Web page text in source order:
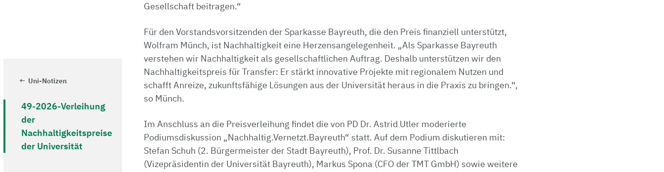
Uni-Notizen
49-2026-Verleihung
der
Nachhaltigkeitspreise
der Universität
Gesellschaft beitragen.“
Für den Vorstandsvorsitzenden der Sparkasse Bayreuth, die den Preis finanziell unterstützt,
Wolfram Münch, ist Nachhaltigkeit eine Herzensangelegenheit. „Als Sparkasse Bayreuth
verstehen wir Nachhaltigkeit als gesellschaftlichen Auftrag. Deshalb unterstützen wir den
Nachhaltigkeitspreis für Transfer: Er stärkt innovative Projekte mit regionalem Nutzen und
schafft Anreize, zukunftsfähige Lösungen aus der Universität heraus in die Praxis zu bringen.“,
so Münch.
Im Anschluss an die Preisverleihung findet die von PD Dr. Astrid Utler moderierte
Podiumsdiskussion „Nachhaltig.Vernetzt.Bayreuth“ statt. Auf dem Podium diskutieren mit:
Stefan Schuh (2. Bürgermeister der Stadt Bayreuth), Prof. Dr. Susanne Tittlbach
(Vizepräsidentin der Universität Bayreuth), Markus Spona (CFO der TMT GmbH) sowie weitere